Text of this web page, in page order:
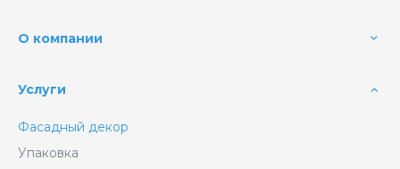
О компании
Услуги
Фасадный декор
Упаковка